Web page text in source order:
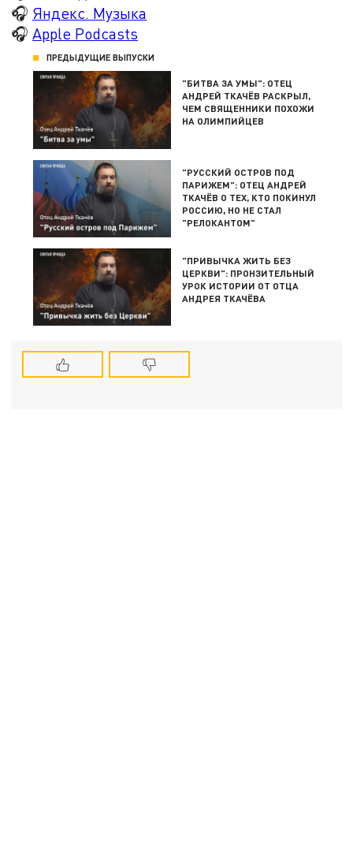
🎧 Яндекс. Музыка
🎧 Apple Podcasts
ПРЕДЫДУЩИЕ ВЫПУСКИ
"БИТВА ЗА УМЫ": ОТЕЦ
АНДРЕЙ ТКАЧЁВ РАСКРЫЛ,
ЧЕМ СВЯЩЕННИКИ ПОХОЖИ
НА ОЛИМПИЙЦЕВ
"РУССКИЙ ОСТРОВ ПОД
ПАРИЖЕМ": ОТЕЦ АНДРЕЙ
ТКАЧЁВ О ТЕХ, КТО ПОКИНУЛ
РОССИЮ, НО НЕ СТАЛ
"РЕЛОКАНТОМ"
"ПРИВЫЧКА ЖИТЬ БЕЗ
ЦЕРКВИ": ПРОНЗИТЕЛЬНЫЙ
УРОК ИСТОРИИ ОТ ОТЦА
АНДРЕЯ ТКАЧЁВА